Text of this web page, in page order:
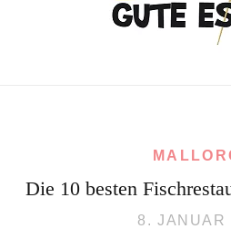
Die 10 besten
8. JANUAR